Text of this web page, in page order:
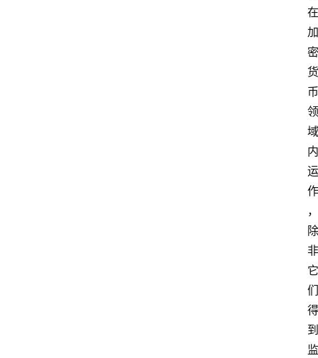
在
加
密
货
币
领
域
内
运
作
，
除
非
它
们
得
到
监